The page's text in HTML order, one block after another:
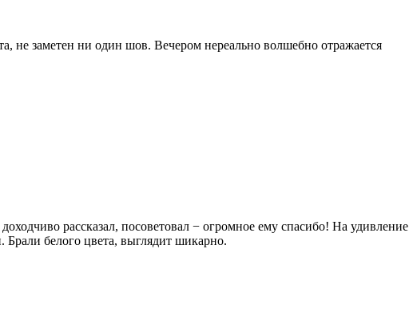
не заметен ни один шов. Вечером нереально волшебно отражается
рассказал, посоветовал − огромное ему спасибо! На удивление
Брали белого цвета, выглядит шикарно.